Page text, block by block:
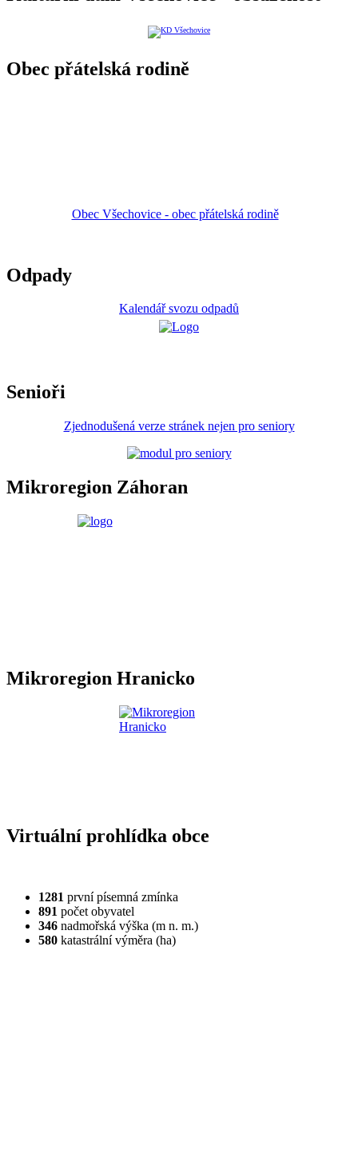
Obec přátelská rodině
Obec Všechovice - obec přátelská rodině
Odpady
Kalendář svozu odpadů
Senioři
Zjednodušená verze stránek nejen pro seniory
Mikroregion Záhoran
Mikroregion Hranicko
Virtuální prohlídka obce
1281 první písemná zmínka
891 počet obyvatel
346 nadmořská výška (m n. m.)
580 katastrální výměra (ha)